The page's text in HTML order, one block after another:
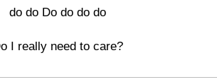
do do Do do do do
I really need to care?